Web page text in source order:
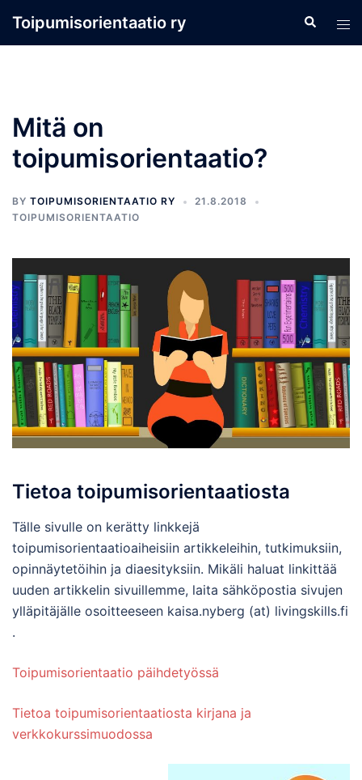
Toipumisorientaatio ry
Mitä on
toipumisorientaatio?
BY TOIPUMISORIENTAATIO RY
21.8.2018
TOIPUMISORIENTAATIO
Tietoa toipumisorientaatiosta
Tälle sivulle on kerätty linkkejä
toipumisorientaatioaiheisiin artikkeleihin, tutkimuksiin,
opinnäytetöihin ja diaesityksiin. Mikäli haluat linkittää
uuden artikkelin sivuillemme, laita sähköpostia sivujen
ylläpitäjälle osoitteeseen kaisa.nyberg (at) livingskills.fi
.
Toipumisorientaatio päihdetyössä
Tietoa toipumisorientaatiosta kirjana ja
verkkokurssimuodossa